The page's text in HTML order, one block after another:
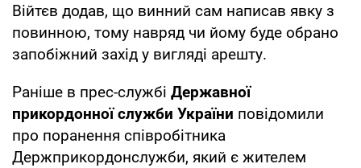
Війтєв додав, що винний сам написав явку з
повинною, тому навряд чи йому буде обрано
запобіжний захід у вигляді арешту.
Раніше в прес-службі Державної
прикордонної служби України повідомили
про поранення співробітника
Держприкордонслужби, який є жителем